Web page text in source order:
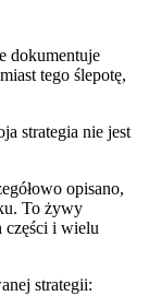
dokumentuje
tego ślepotę,
strategia nie jest
opisano,
To żywy
części i wielu
strategii: